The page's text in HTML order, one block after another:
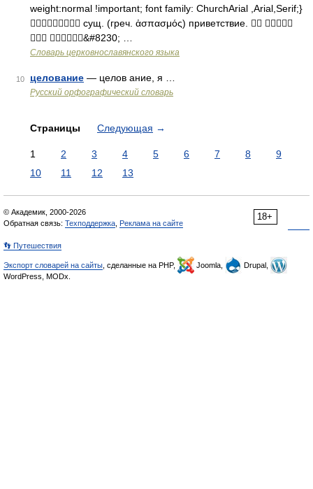
weight:normal !important; font family: ChurchArial ,Arial,Serif;}
 сущ. (греч. ἀσπασμός) приветствие.  
 &#8230; …
Словарь церковнославянского языка
10 целование — целов ание, я …
Русский орфографический словарь
Страницы Следующая →
1 2 3 4 5 6 7 8
9
10
11 12 13
18+
© Академик, 2000-2026
Обратная связь: Техподдержка Реклама на сайте
👣 Путешествия
Экспорт словарей на сайты , сделанные на PHP, Joomla,
Drupal,
WordPress, MODx.